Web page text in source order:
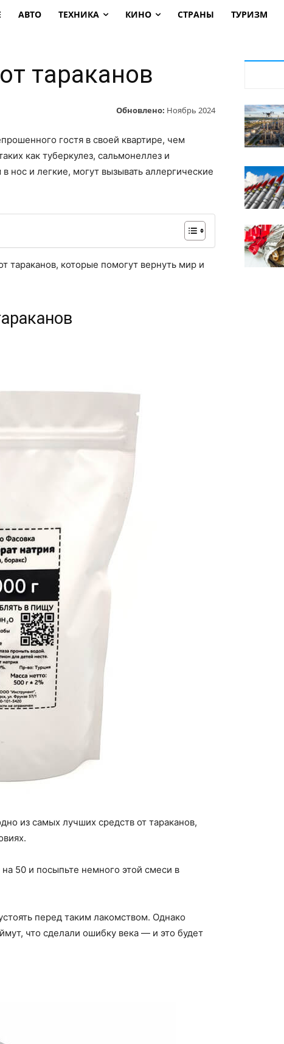
АВТО ТЕХНИКА КИНО СТРАНЫ ТУРИЗМ
тараканов
Обновлено: Ноябрь 2024
гостя в своей квартире, чем
как туберкулез, сальмонеллез и
нос и легкие, могут вызывать аллергические
тараканов, которые помогут вернуть мир и
из самых лучших средств от тараканов,
50 и посыпьте немного этой смеси в
перед таким лакомством. Однако
что сделали ошибку века — и это будет